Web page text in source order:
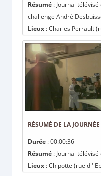
Résumé : Journal
challenge André
Lieux : Charles Perrault
RÉSUMÉ DE LA
Durée : 00:00:36
Résumé : Journal
Lieux : Chipotte (rue d '